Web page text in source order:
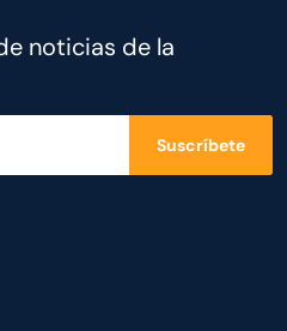
noticias de la
Suscríbete